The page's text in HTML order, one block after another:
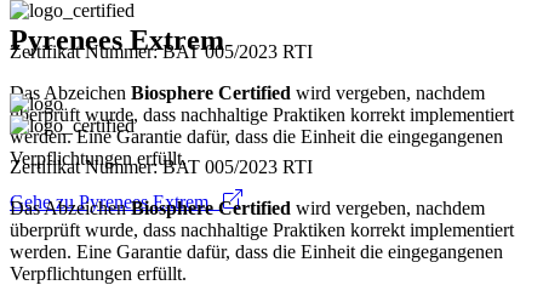
Zertifikat Nummer: BAT 005/2023 RTI
Das Abzeichen Biosphere Certified wird vergeben, nachdem
überprüft wurde, dass nachhaltige Praktiken korrekt implementiert
werden. Eine Garantie dafür, dass die Einheit die eingegangenen
Verpflichtungen erfüllt.
Gehe zu Pyrenees Extrem
Pyrenees Extrem
Zertifikat Nummer: BAT 005/2023 RTI
Das AbzeichenBiosphere Certified wird vergeben, nachdem
überprüft wurde, dass nachhaltige Praktiken korrekt implementiert
werden. Eine Garantie dafür, dass die Einheit die eingegangenen
Verpflichtungen erfüllt.